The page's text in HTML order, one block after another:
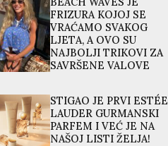
FRIZURA KOJOJ SE
VRAĆAMO SVAKOG
LJETA, A OVO SU
NAJBOLJI TRIKOVI ZA
SAVRŠENE VALOVE
STIGAO JE PRVI ESTÉE
LAUDER GURMANSKI
PARFEM I VEĆ JE NA
NAŠOJ LISTI ŽELJA!